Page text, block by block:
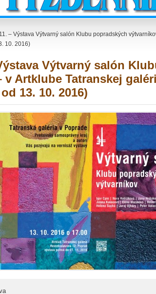
– Výstava Výtvarný salón Klubu popradských
10. 2016)
Výtvarný salón
v Artklube Tatranskej
13. 10. 2016)